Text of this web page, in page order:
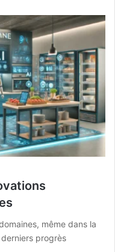
même dans la
progrès